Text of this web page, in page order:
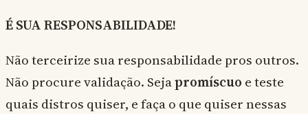
É SUA RESPONSABILIDADE!
Não terceirize sua responsabilidade pros outros.
Não procure validação. Sejapromíscuo e teste
quais distros quiser, e faça o que quiser nessas